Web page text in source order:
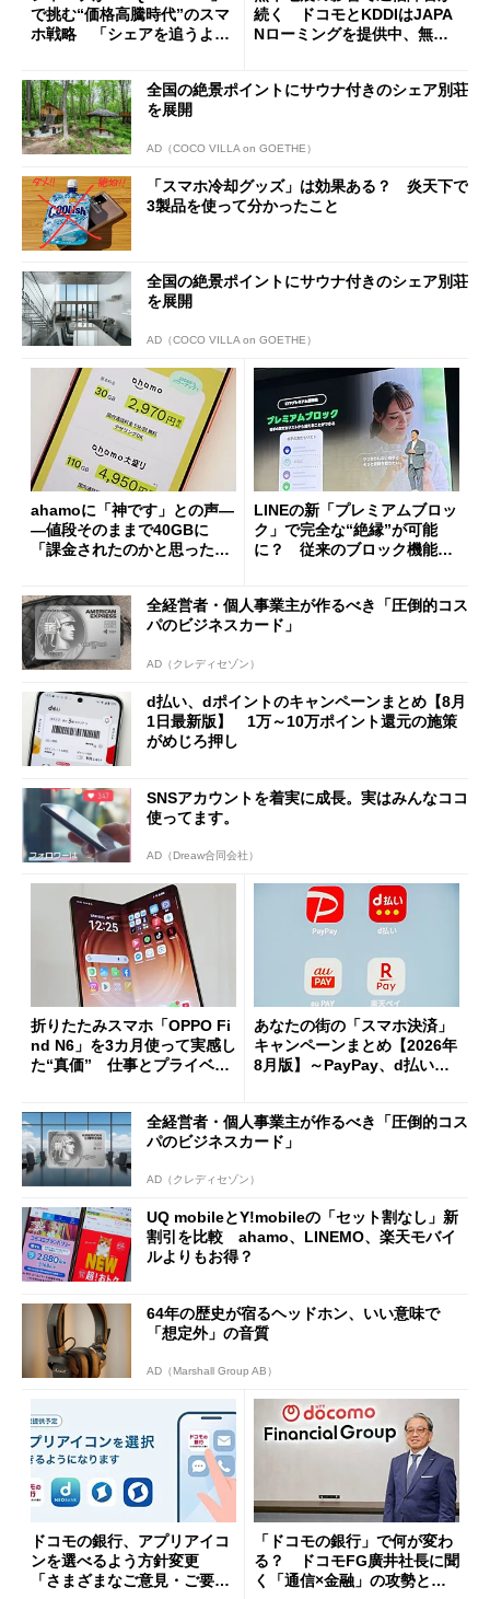
で挑む“価格高騰時代”のスマ
ホ戦略 「シェアを追うより
続く ドコモとKDDIはJAPA
Nローミングを提供中、無料
全国の絶景ポイントにサウナ付きのシェア別荘
を展開
AD（COCO VILLA on GOETHE）
「スマホ冷却グッズ」は効果ある？ 炎天下で
3製品を使って分かったこと
全国の絶景ポイントにサウナ付きのシェア別荘
を展開
AD（COCO VILLA on GOETHE）
ahamoに「神です」との声―
―値段そのままで40GBに
「課金されたのかと思った」
LINEの新「プレミアムブロッ
ク」で完全な“絶縁”が可能
に？ 従来のブロック機能と
全経営者・個人事業主が作るべき「圧倒的コス
パのビジネスカード」
AD（クレディセゾン）
d払い、dポイントのキャンペーンまとめ【8月
1日最新版】 1万～10万ポイント還元の施策
がめじろ押し
SNSアカウントを着実に成長。実はみんなココ
使ってます。
AD（Dreaw合同会社）
折りたたみスマホ「OPPO Fi
nd N6」を3カ月使って実感し
た“真価” 仕事とプライベー
あなたの街の「スマホ決済」
キャンペーンまとめ【2026年
8月版】～PayPay、d払い、a
全経営者・個人事業主が作るべき「圧倒的コス
パのビジネスカード」
AD（クレディセゾン）
UQ mobileとY!mobileの「セット割なし」新
割引を比較 ahamo、LINEMO、楽天モバイ
ルよりもお得？
64年の歴史が宿るヘッドホン、いい意味で
「想定外」の音質
AD（Marshall Group AB）
ドコモの銀行、アプリアイコ
ンを選べるよう方針変更
「さまざまなご意見・ご要望
「ドコモの銀行」で何が変わ
る？ ドコモFG廣井社長に聞
く「通信×金融」の攻勢とグ